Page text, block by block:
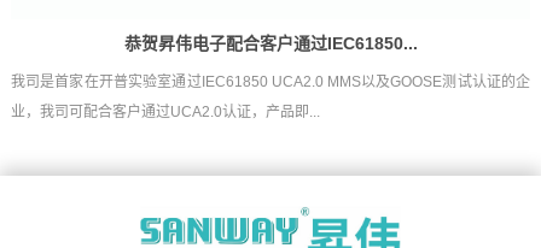
恭贺昇伟电子配合客户通过IEC61850...
我司是首家在开普实验室通过IEC61850 UCA2.0 MMS以及GOOSE测试认证的企
业，我司可配合客户通过UCA2.0认证，产品即...